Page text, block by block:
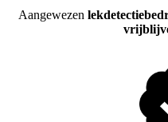
Aangewezen